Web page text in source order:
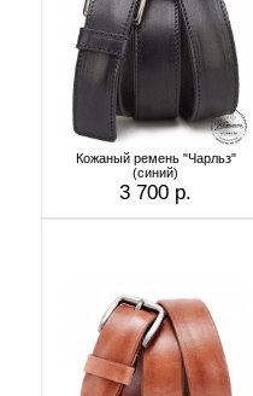
Кожаный ремень "Чарльз"
(синий)
3 700 р.